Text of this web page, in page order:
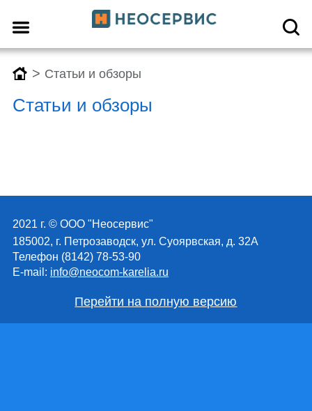
> Статьи и обзоры
Статьи и обзоры
2021 г. © ООО "Неосервис"
185002, г. Петрозаводск, ул. Суоярвская, д. 32А
Телефон (8142) 78-53-90
E-mail: info@neocom-karelia.ru
Перейти на полную версию